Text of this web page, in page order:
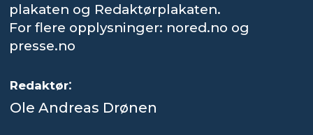
plakaten og Redaktørplakaten.
For flere opplysninger: nored.no og
presse.no
Redaktør:
Ole Andreas Drønen